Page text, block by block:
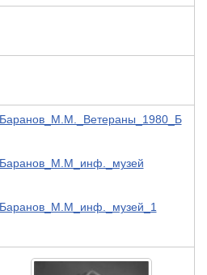
Баранов_М.М._Ветераны_1980_Б
Баранов_М.М_инф._музей
Баранов_М.М_инф._музей_1